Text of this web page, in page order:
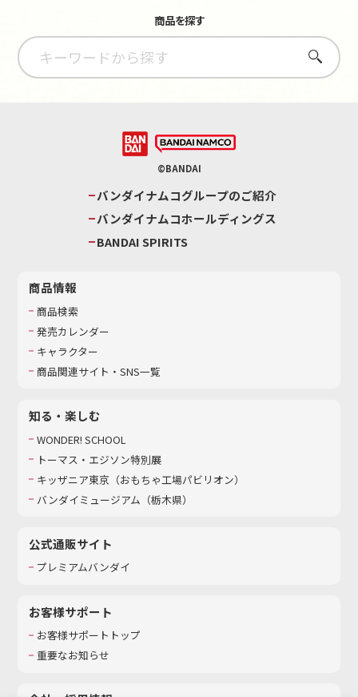
商品を探す
さがす
©BANDAI
バンダイナムコグループのご紹介
バンダイナムコホールディングス
BANDAI SPIRITS
商品情報
商品検索
発売カレンダー
キャラクター
商品関連サイト・SNS一覧
知る・楽しむ
WONDER! SCHOOL
トーマス・エジソン特別展
キッザニア東京（おもちゃ工場パビリオン）​
バンダイミュージアム（栃木県）
公式通販サイト
プレミアムバンダイ
お客様サポート
お客様サポートトップ
重要なお知らせ